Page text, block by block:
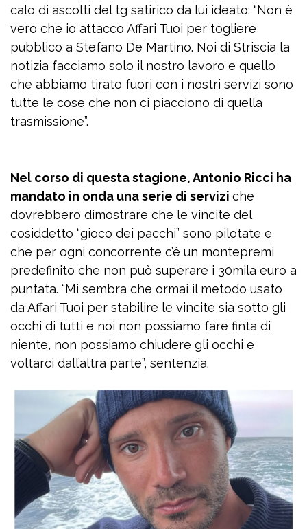
calo di ascolti del tg satirico da lui ideato: “Non è
vero che io attacco Affari Tuoi per togliere
pubblico a Stefano De Martino. Noi di Striscia la
notizia facciamo solo il nostro lavoro e quello
che abbiamo tirato fuori con i nostri servizi sono
tutte le cose che non ci piacciono di quella
trasmissione”.
Nel corso di questa stagione, Antonio Ricci ha
mandato in onda una serie di servizi che
dovrebbero dimostrare che le vincite del
cosiddetto “gioco dei pacchi” sono pilotate e
che per ogni concorrente c’è un montepremi
predefinito che non può superare i 30mila euro a
puntata. “Mi sembra che ormai il metodo usato
da Affari Tuoi per stabilire le vincite sia sotto gli
occhi di tutti e noi non possiamo fare finta di
niente, non possiamo chiudere gli occhi e
voltarci dall’altra parte”, sentenzia.